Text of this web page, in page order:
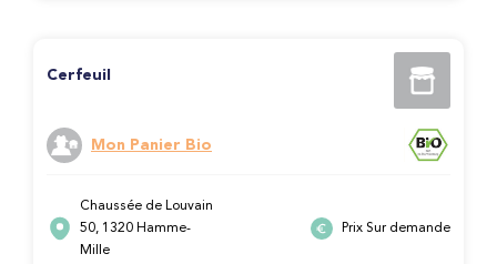
Cerfeuil
Mon Panier Bio
Chaussée de Louvain
50, 1320 Hamme-
Mille
Prix Sur demande